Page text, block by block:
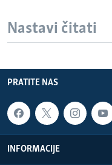
Nastavi čitati
PRATITE NAS
INFORMACIJE